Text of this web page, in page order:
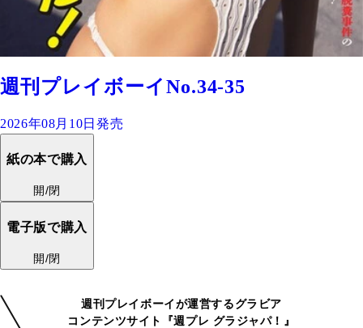
週刊プレイボーイNo.34-35
2026年08月10日発売
紙の本で購入
開/閉
電子版で購入
開/閉
週刊プレイボーイが運営するグラビア
コンテンツサイト『週プレ グラジャパ！』